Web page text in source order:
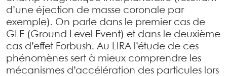
d’une éjection de masse coronale par
exemple). On parle dans le premier cas de
GLE (Ground Level Event) et dans le deuxième
cas d’effet Forbush. Au LIRA l’étude de ces
phénomènes sert à mieux comprendre les
mécanismes d’accélération des particules lors